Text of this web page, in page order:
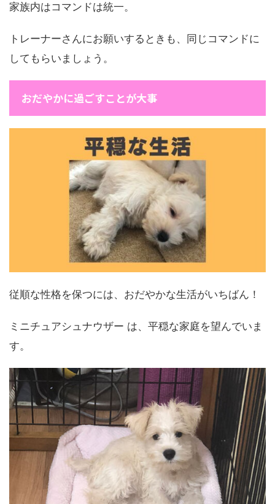
家族内はコマンドは統一。
トレーナーさんにお願いするときも、同じコマンドに
してもらいましょう。
おだやかに過ごすことが大事
従順な性格を保つには、おだやかな生活がいちばん！
ミニチュアシュナウザー は、平穏な家庭を望んでいま
す。